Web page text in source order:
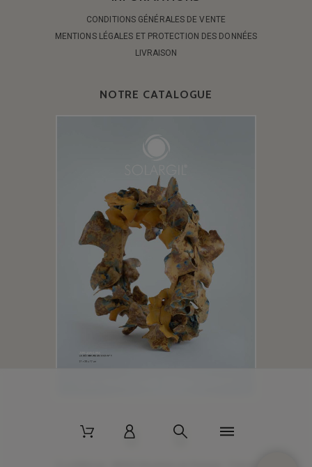
CONDITIONS GÉNÉRALES DE VENTE
MENTIONS LÉGALES ET PROTECTION DES DONNÉES
LIVRAISON
NOTRE CATALOGUE